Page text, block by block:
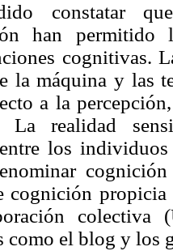
constatar
han permitido
cognitivas.
la máquina y las
a la
La realidad
los
cognición propicia
colectiva
como el blog y los